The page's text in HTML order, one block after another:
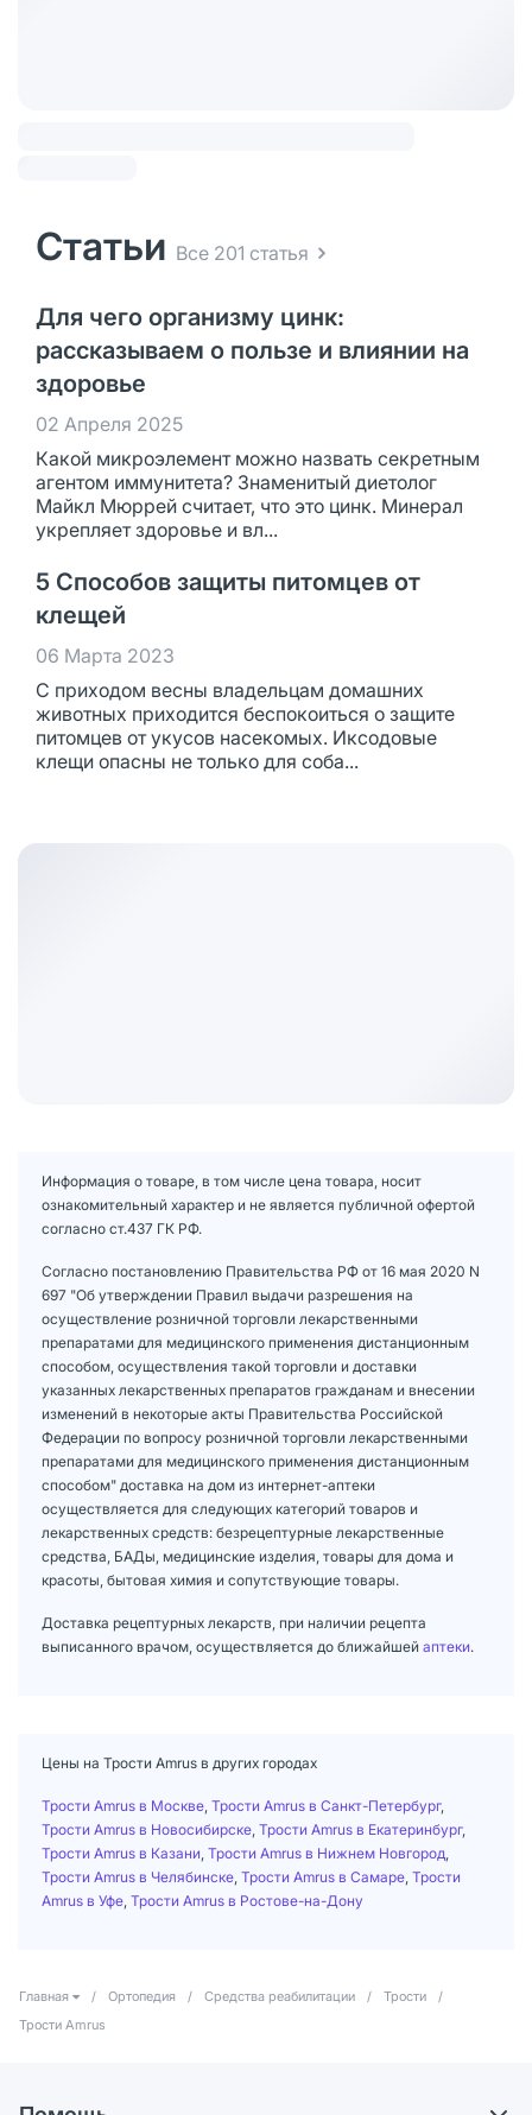
Статьи Все 201 статья
Для чего организму цинк:
рассказываем о пользе и влиянии на
здоровье
02 Апреля 2025
Какой микроэлемент можно назвать секретным
агентом иммунитета? Знаменитый диетолог
Майкл Мюррей считает, что это цинк. Минерал
укрепляет здоровье и вл...
5 Способов защиты питомцев от
клещей
06 Марта 2023
С приходом весны владельцам домашних
животных приходится беспокоиться о защите
питомцев от укусов насекомых. Иксодовые
клещи опасны не только для соба...
Информация о товаре, в том числе цена товара, носит
ознакомительный характер и не является публичной офертой
согласно ст.437 ГК РФ.
Согласно постановлению Правительства РФ от 16 мая 2020 N
697 "Об утверждении Правил выдачи разрешения на
осуществление розничной торговли лекарственными
препаратами для медицинского применения дистанционным
способом, осуществления такой торговли и доставки
указанных лекарственных препаратов гражданам и внесении
изменений в некоторые акты Правительства Российской
Федерации по вопросу розничной торговли лекарственными
препаратами для медицинского применения дистанционным
способом" доставка на дом из интернет-аптеки
осуществляется для следующих категорий товаров и
лекарственных средств: безрецептурные лекарственные
средства, БАДы, медицинские изделия, товары для дома и
красоты, бытовая химия и сопутствующие товары.
Доставка рецептурных лекарств, при наличии рецепта
выписанного врачом, осуществляется до ближайшей аптеки.
Цены на Трости Amrus в других городах
Трости Amrus в Москве Трости Amrus в Санкт-Петербург,
Трости Amrus в Новосибирске Трости Amrus в Екатеринбург,
Трости Amrus в Казани Трости Amrus в Нижнем Новгород
Трости Amrus в Челябинске Трости Amrus в Самаре Трости
Amrus в Уфе Трости Amrus в Ростове-на-Дону
Главная / Ортопедия / Средства реабилитации / Трости
/
Трости Amrus